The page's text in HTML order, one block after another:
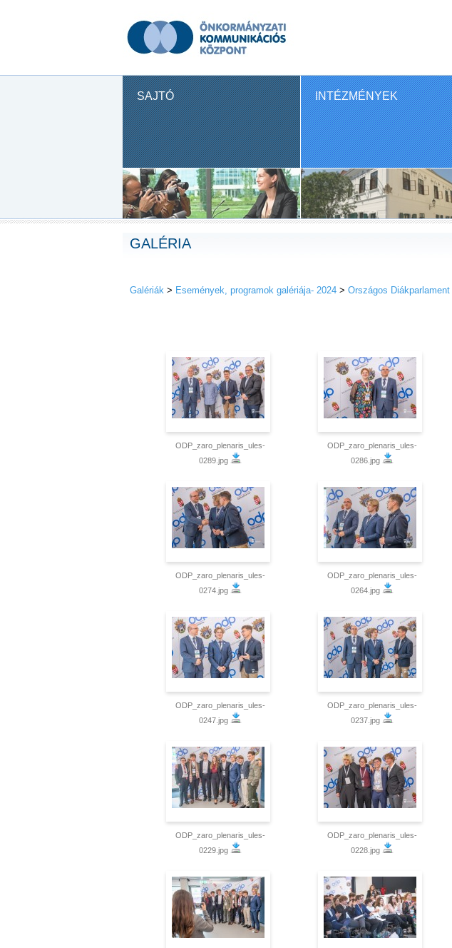
SAJTÓ INTÉZMÉNYEK
GALÉRIA
Galériák > Események, programok galériája- 2024 > Országos Diákparlament
ODP_zaro_plenaris_ules-
0289.jpg
ODP_zaro_plenaris_ules-
0286.jpg
ODP_zaro_plenaris_ules-
0274.jpg
ODP_zaro_plenaris_ules-
0264.jpg
ODP_zaro_plenaris_ules-
0247.jpg
ODP_zaro_plenaris_ules-
0237.jpg
ODP_zaro_plenaris_ules-
0229.jpg
ODP_zaro_plenaris_ules-
0228.jpg